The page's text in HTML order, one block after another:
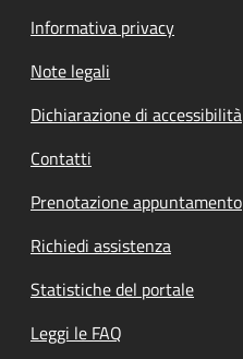
Informativa privacy
Note legali
Dichiarazione di accessibilità
Contatti
Prenotazione appuntamento
Richiedi assistenza
Statistiche del portale
Leggi le FAQ